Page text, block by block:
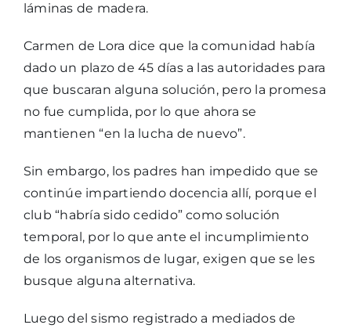
láminas de madera.
Carmen de Lora dice que la comunidad había
dado un plazo de 45 días a las autoridades para
que buscaran alguna solución, pero la promesa
no fue cumplida, por lo que ahora se
mantienen “en la lucha de nuevo”.
Sin embargo, los padres han impedido que se
continúe impartiendo docencia allí, porque el
club “habría sido cedido” como solución
temporal, por lo que ante el incumplimiento
de los organismos de lugar, exigen que se les
busque alguna alternativa.
Luego del sismo registrado a mediados de